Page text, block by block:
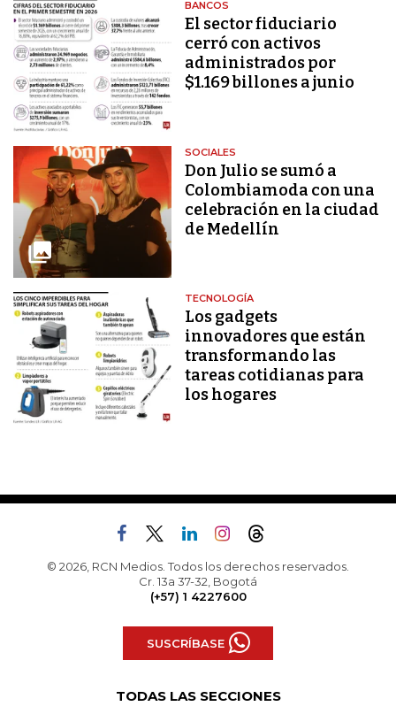
BANCOS
El sector fiduciario
cerró con activos
administrados por
$1.169 billones a junio
SOCIALES
Don Julio se sumó a
Colombiamoda con una
celebración en la ciudad
de Medellín
TECNOLOGÍA
Los gadgets
innovadores que están
transformando las
tareas cotidianas para
los hogares
© 2026, RCN Medios. Todos los derechos reservados.
Cr. 13a 37-32, Bogotá
(+57) 1 4227600
SUSCRÍBASE
TODAS LAS SECCIONES